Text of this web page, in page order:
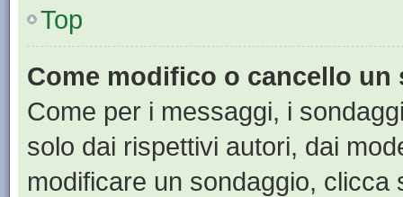
Top
Come modifico o cancello un
Come per i messaggi, i
solo dai rispettivi autori, dai
modificare un sondaggio,